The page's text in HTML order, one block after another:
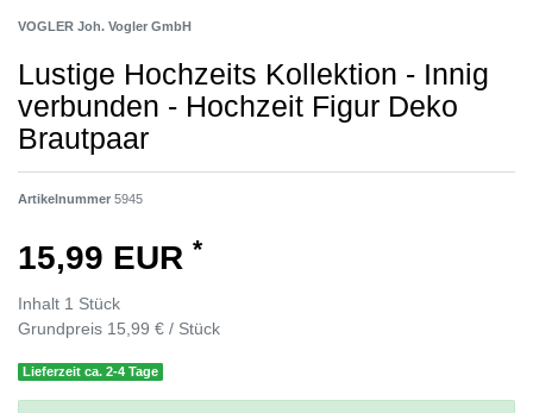
VOGLER Joh. Vogler GmbH
Lustige Hochzeits Kollektion - Innig
verbunden - Hochzeit Figur Deko
Brautpaar
Artikelnummer 5945
15,99 EUR *
Inhalt 1 Stück
Grundpreis 15,99 € / Stück
Lieferzeit ca. 2-4 Tage